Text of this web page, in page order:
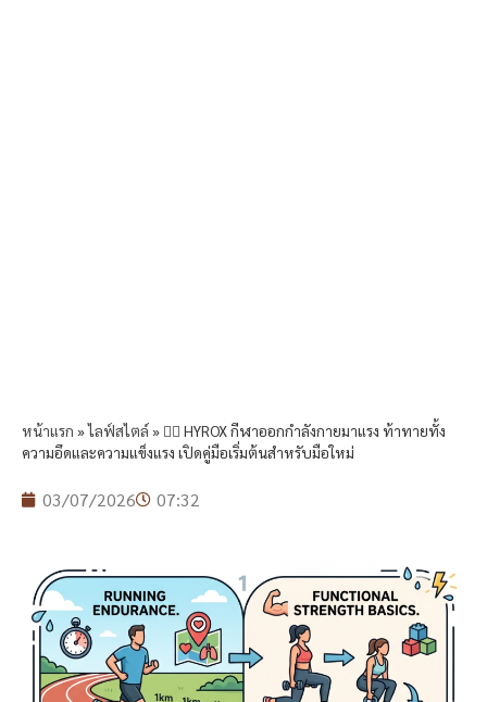
หน้าแรก »ไลฟ์สไตล์» 🏃‍♂️ HYROX กีฬาออกกำลังกายมาแรง ท้าทายทั้ง
ความอึดและความแข็งแรง เปิดคู่มือเริ่มต้นสำหรับมือใหม่
03/07/2026 07:32